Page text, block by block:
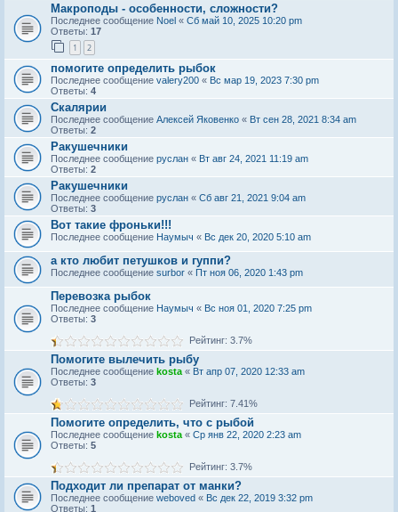
Макроподы - особенности, сложности?
Последнее сообщение Noel « Сб май 10, 2025 10:20 pm
Ответы: 17
1 2
помогите определить рыбок
Последнее сообщение valery200 « Вс мар 19, 2023 7:30 pm
Ответы: 4
Скалярии
Последнее сообщение Алексей Яковенко « Вт сен 28, 2021 8:34 am
Ответы: 2
Ракушечники
Последнее сообщение руслан « Вт авг 24, 2021 11:19 am
Ответы: 2
Ракушечники
Последнее сообщение руслан « Сб авг 21, 2021 9:04 am
Ответы: 3
Вот такие фроньки!!!
Последнее сообщение Наумыч « Вс дек 20, 2020 5:10 am
а кто любит петушков и гуппи?
Последнее сообщение surbor « Пт ноя 06, 2020 1:43 pm
Перевозка рыбок
Последнее сообщение Наумыч « Вс ноя 01, 2020 7:25 pm
Ответы: 3
Рейтинг: 3.7%
Помогите вылечить рыбу
Последнее сообщение kosta « Вт апр 07, 2020 12:33 am
Ответы: 3
Рейтинг: 7.41%
Помогите определить, что с рыбой
Последнее сообщение kosta « Ср янв 22, 2020 2:23 am
Ответы: 5
Рейтинг: 3.7%
Подходит ли препарат от манки?
Последнее сообщение weboved « Вс дек 22, 2019 3:32 pm
Ответы: 1